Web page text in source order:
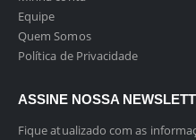
Equipe
Quem Somos
Política de Privacidade
ASSINE NOSSA
Fique atualizado com as